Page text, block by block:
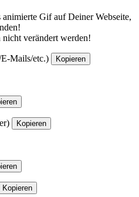
Gif auf Deiner Webseite,
verändert werden!
Mails/etc.) Kopieren
Kopieren
Kopieren